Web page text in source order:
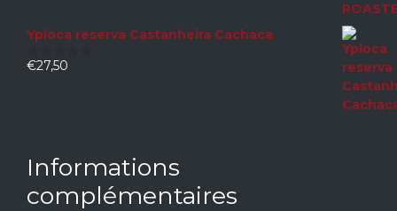
Ypioca reserva Castanheira Cachaca
0
€27,50
Informations
complémentaires